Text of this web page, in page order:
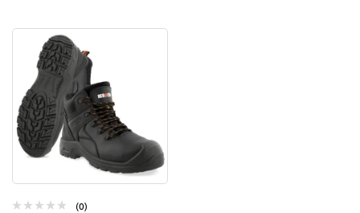
(0)